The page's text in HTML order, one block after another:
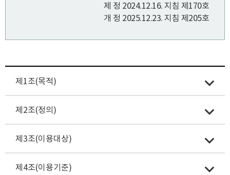
제 정 2024.12.16. 지침 제170호
개 정 2025.12.23. 지침 제205호
제1조(목적)
제2조(정의)
제3조(이용대상)
제4조(이용기준)